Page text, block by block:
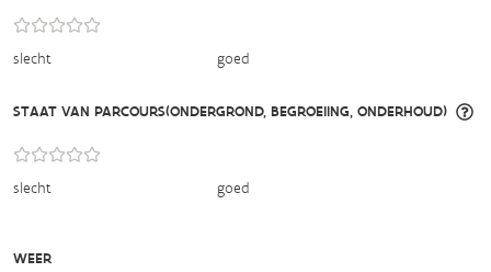
slecht goed
STAAT VAN PARCOURS(ONDERGROND, BEGROEIING, ONDERHOUD)
slecht goed
WEER